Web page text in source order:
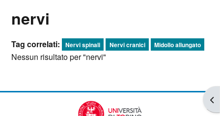
nervi
Tag correlati: Nervi spinali Nervi cranici Midollo allungato
Nessun risultato per "nervi"